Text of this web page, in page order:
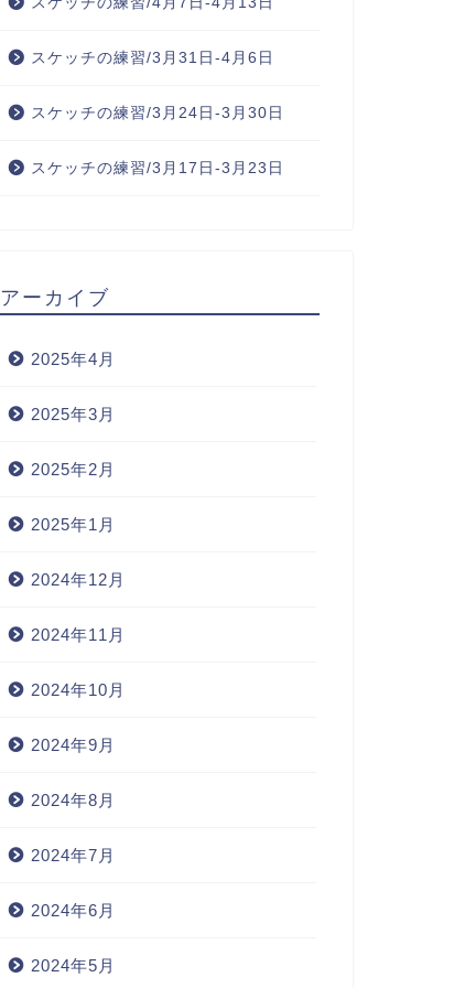
スケッチの練習/3月31日-4月6日
スケッチの練習/3月24日-3月30日
スケッチの練習/3月17日-3月23日
アーカイブ
2025年4月
2025年3月
2025年2月
2025年1月
2024年12月
2024年11月
2024年10月
2024年9月
2024年8月
2024年7月
2024年6月
2024年5月